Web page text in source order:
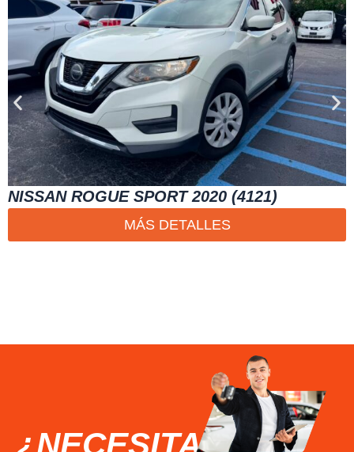
NISSAN ROGUE SPORT 2020 (4121)
MÁS DETALLES